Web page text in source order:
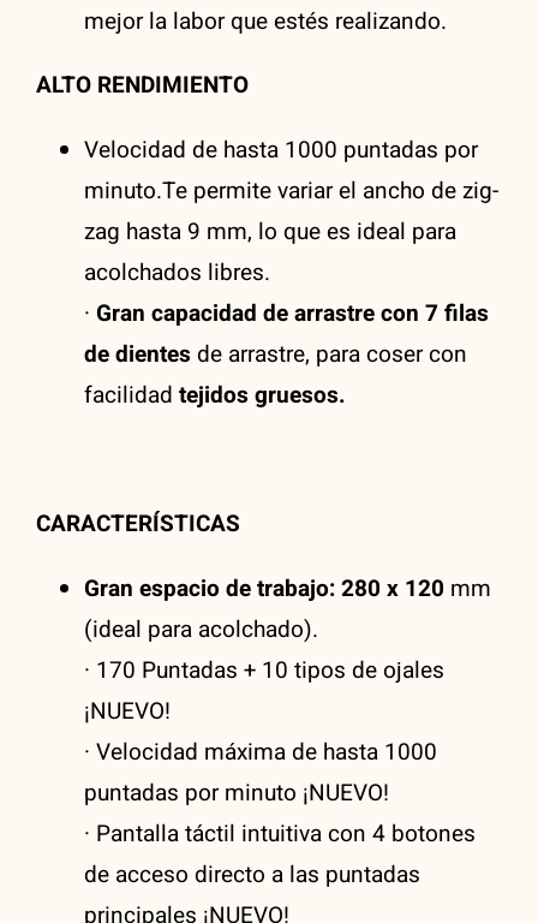
mejor la labor que estés realizando.
ALTO RENDIMIENTO
Velocidad de hasta 1000 puntadas por
minuto.Te permite variar el ancho de zig-
zag hasta 9 mm, lo que es ideal para
acolchados libres.
· Gran capacidad de arrastre con 7 filas
de dientes de arrastre, para coser con
facilidad tejidos gruesos.
CARACTERÍSTICAS
Gran espacio de trabajo: 280 x 120 mm
(ideal para acolchado).
· 170 Puntadas + 10 tipos de ojales
¡NUEVO!
· Velocidad máxima de hasta 1000
puntadas por minuto ¡NUEVO!
· Pantalla táctil intuitiva con 4 botones
de acceso directo a las puntadas
principales ¡NUEVO!